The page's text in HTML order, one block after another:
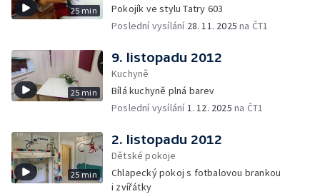
25 min
Pokojík ve stylu Tatry 603
Poslední vysílání 28. 11. 2025 na ČT1
25 min
9. listopadu 2012
Kuchyně
Bílá kuchyně plná barev
Poslední vysílání1. 12. 2025 na ČT1
25 min
2. listopadu 2012
Dětské pokoje
Chlapecký pokoj s fotbalovou brankou
i zvířátky